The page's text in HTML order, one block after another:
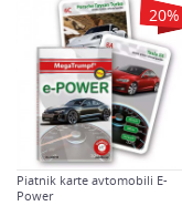
BRAND
Spol
Starost
Sporočilo
20%
Piatnik karte avtomobili E-
Power